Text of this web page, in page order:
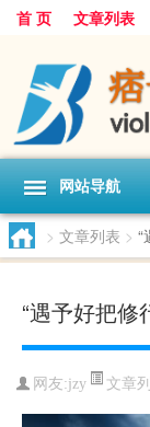
首 页 文章列表
网站导航
> 文章列表 > “
“遇予好把修
网友:jzy 文章